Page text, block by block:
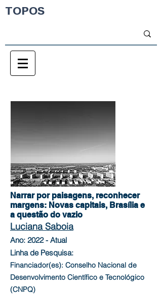
TOPOS
Narrar por paisagens, reconhecer
margens: Novas capitais, Brasília e
a questão do vazio
Luciana Saboia
Ano: 2022 - Atual
Linha de Pesquisa:
Financiador(es): Conselho Nacional de
Desenvolvimento Científico e Tecnológico
(CNPQ)